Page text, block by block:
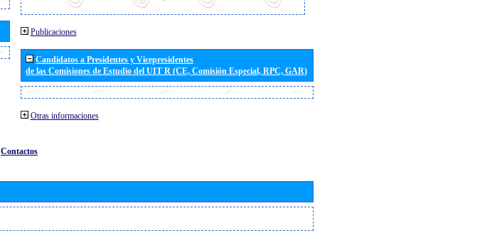
Publicaciones
Candidatos a Presidentes y Vicepresidentes
de las Comisiones de Estudio del UIT R (CE, Comisión Especial, RPC, GAR)
Otras informaciones
Contactos